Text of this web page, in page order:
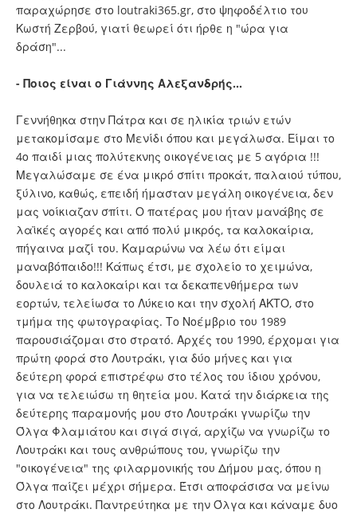
παραχώρησε στο loutraki365.gr, στο ψηφοδέλτιο του
Κωστή Ζερβού, γιατί θεωρεί ότι ήρθε η "ώρα για
δράση"...
- Ποιος είναι ο Γιάννης Αλεξανδρής…
Γεννήθηκα στην Πάτρα και σε ηλικία τριών ετών
μετακομίσαμε στο Μενίδι όπου και μεγάλωσα. Είμαι το
4ο παιδί μιας πολύτεκνης οικογένειας με 5 αγόρια !!!
Μεγαλώσαμε σε ένα μικρό σπίτι προκάτ, παλαιού τύπου,
ξύλινο, καθώς, επειδή ήμασταν μεγάλη οικογένεια, δεν
μας νοίκιαζαν σπίτι. Ο πατέρας μου ήταν μανάβης σε
λαϊκές αγορές και από πολύ μικρός, τα καλοκαίρια,
πήγαινα μαζί του. Καμαρώνω να λέω ότι είμαι
μαναβόπαιδο!!! Κάπως έτσι, με σχολείο το χειμώνα,
δουλειά το καλοκαίρι και τα δεκαπενθήμερα των
εορτών, τελείωσα το Λύκειο και την σχολή ΑΚΤΟ, στο
τμήμα της φωτογραφίας. Το Νοέμβριο του 1989
παρουσιάζομαι στο στρατό. Αρχές του 1990, έρχομαι για
πρώτη φορά στο Λουτράκι, για δύο μήνες και για
δεύτερη φορά επιστρέφω στο τέλος του ίδιου χρόνου,
για να τελειώσω τη θητεία μου. Κατά την διάρκεια της
δεύτερης παραμονής μου στο Λουτράκι γνωρίζω την
Όλγα Φλαμιάτου και σιγά σιγά, αρχίζω να γνωρίζω το
Λουτράκι και τους ανθρώπους του, γνωρίζω την
"οικογένεια" της φιλαρμονικής του Δήμου μας, όπου η
Όλγα παίζει μέχρι σήμερα. Έτσι αποφάσισα να μείνω
στο Λουτράκι. Παντρεύτηκα με την Όλγα και κάναμε δυο